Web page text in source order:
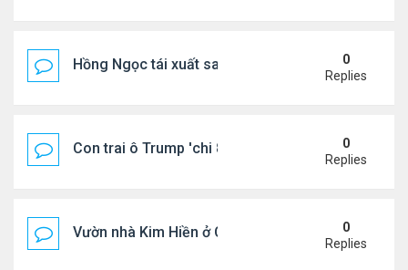
Hồng Ngọc tái xuất sau nhiều năm ở ẩn
0
Replies
Con trai ô Trump 'chi 8.5 triệu để xóa ràng buộc
0
Replies
Vườn nhà Kim Hiền ở California
0
Replies